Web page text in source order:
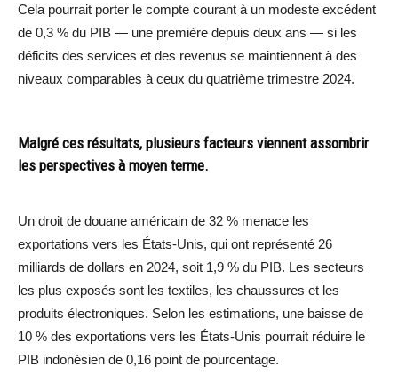
Cela pourrait porter le compte courant à un modeste excédent
de 0,3 % du PIB — une première depuis deux ans — si les
déficits des services et des revenus se maintiennent à des
niveaux comparables à ceux du quatrième trimestre 2024.
Malgré ces résultats, plusieurs facteurs viennent assombrir
les perspectives à moyen terme.
Un droit de douane américain de 32 % menace les
exportations vers les États-Unis, qui ont représenté 26
milliards de dollars en 2024, soit 1,9 % du PIB. Les secteurs
les plus exposés sont les textiles, les chaussures et les
produits électroniques. Selon les estimations, une baisse de
10 % des exportations vers les États-Unis pourrait réduire le
PIB indonésien de 0,16 point de pourcentage.